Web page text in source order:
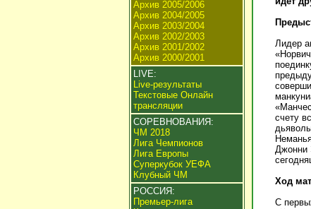
Архив 2005/2006
Архив 2004/2005
Архив 2003/2004
Архив 2002/2003
Архив 2001/2002
Архив 2000/2001
LIVE:
Live-результаты
Текстовые Онлайн
трансляции
СОРЕВНОВАНИЯ:
ЧМ 2018
Лига Чемпионов
Лига Европы
Суперкубок УЕФА
Клубный ЧМ
РОССИЯ:
Премьер-лига
Лидер
счету
Джонни
Ход
С